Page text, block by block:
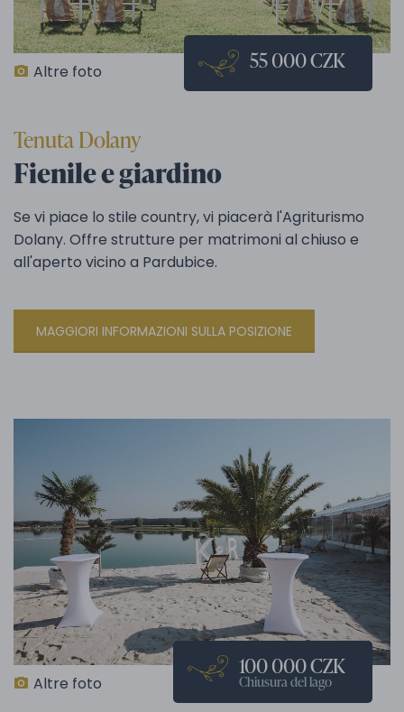
Altre foto 55 000 CZK
Tenuta Dolany
Fienile e giardino
Se vi piace lo stile country, vi piacerà l'Agriturismo
Dolany. Offre strutture per matrimoni al chiuso e
all'aperto vicino a Pardubice.
MAGGIORI INFORMAZIONI SULLA POSIZIONE
Altre foto
100 000 CZK
Chiusura del lago